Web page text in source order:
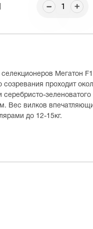
селекционеров Мегатон
проходит
серебристо-
Вес вилков
до 12-15кг.